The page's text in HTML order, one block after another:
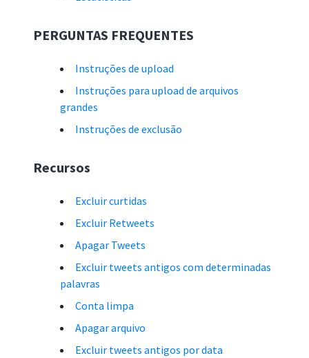
PERGUNTAS FREQUENTES
Instruções de upload
Instruções para upload de arquivos
grandes
Instruções de exclusão
Recursos
Excluir curtidas
Excluir Retweets
Apagar Tweets
Excluir tweets antigos com determinadas
palavras
Conta limpa
Apagar arquivo
Excluir tweets antigos por data